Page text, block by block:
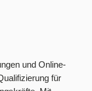
und Online-
für